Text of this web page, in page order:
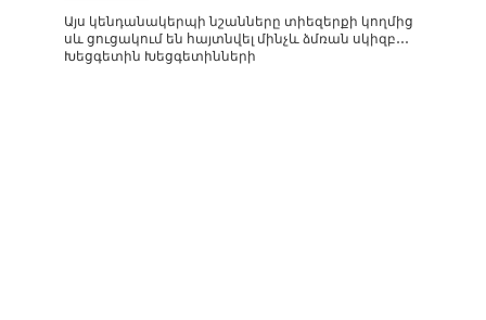
Այս կենդանակերպի նշանները տիեզերքի կողմից
սև ցուցակում են հայտնվել մինչև ձմռան սկիզբ․․․
Խեցգետին Խեցգետինների